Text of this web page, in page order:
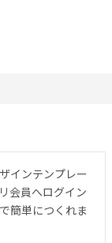
インテンプレー
会員へログイン
簡単につくれま